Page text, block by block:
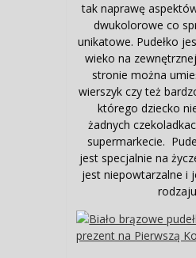
tak naprawę
dwukolorowe co
unikatowe. Pudełko
wieko na
stronie można
wierszyk czy też
którego dziecko
żadnych
supermarkecie.
jest specjalnie na
jest niepowtarzalne i